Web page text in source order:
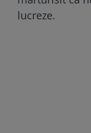
lucreze.